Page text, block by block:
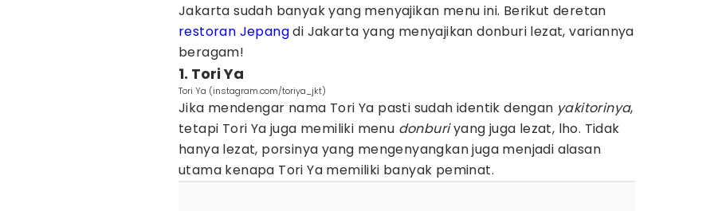
Jakarta sudah banyak yang menyajikan menu ini. Berikut deretan
restoran Jepangdi Jakarta yang menyajikan donburi lezat, variannya
beragam!
1. Tori Ya
Tori Ya (instagram.com/toriya_jkt)
Jika mendengar nama Tori Ya pasti sudah identik dengan yakitorinya,
tetapi Tori Ya juga memiliki menu donburiyang juga lezat, lho. Tidak
hanya lezat, porsinya yang mengenyangkan juga menjadi alasan
utama kenapa Tori Ya memiliki banyak peminat.